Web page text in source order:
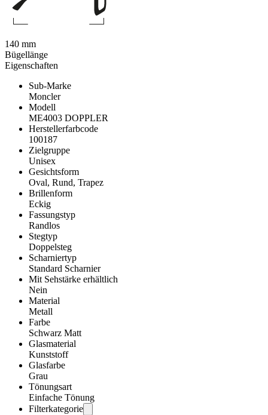
Eigenschaften
Sub-Marke
Moncler
Modell
ME4003 DOPPLER
Herstellerfarbcode
100187
Zielgruppe
Unisex
Gesichtsform
Oval, Rund, Trapez
Brillenform
Eckig
Fassungstyp
Randlos
Stegtyp
Doppelsteg
Scharniertyp
Standard Scharnier
Mit Sehstärke erhältlich
Nein
Material
Metall
Farbe
Schwarz Matt
Glasmaterial
Kunststoff
Glasfarbe
Grau
Tönungsart
Einfache Tönung
Filterkategorie
140 mm
Bügellänge